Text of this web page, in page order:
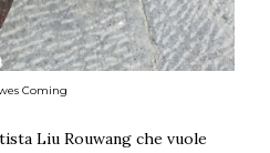
Coming
Liu Rouwang che vuole